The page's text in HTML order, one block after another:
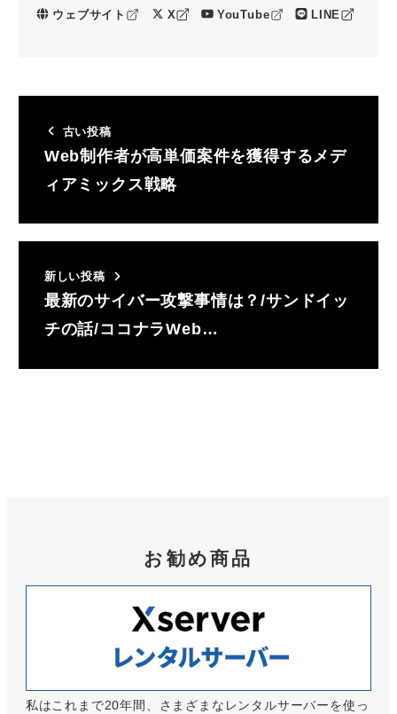
ウェブサイト X YouTube LINE
古い投稿
Web制作者が高単価案件を獲得するメデ
ィアミックス戦略
新しい投稿
最新のサイバー攻撃事情は？/サンドイッ
チの話/ココナラWeb…
お勧め商品
私はこれまで20年間、さまざまなレンタルサーバーを使っ